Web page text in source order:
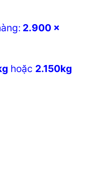
2.900 x
hoặc 2.150kg